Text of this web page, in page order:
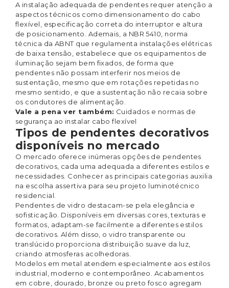
A instalação adequada de pendentes requer atenção a
aspectos técnicos como dimensionamento do cabo
flexível, especificação correta do interruptor e altura
de posicionamento. Ademais, a NBR 5410 , norma
técnica da ABNT que regulamenta instalações elétricas
de baixa tensão, estabelece que os equipamentos de
iluminação sejam bem fixados, de forma que
pendentes não possam interferir nos meios de
sustentação, mesmo que em rotações repetidas no
mesmo sentido, e que a sustentação não recaia sobre
os condutores de alimentação.
Vale a pena ver também: Cuidados e normas de
segurança ao instalar cabo flexível
Tipos de pendentes decorativos
disponíveis no mercado
O mercado oferece inúmeras opções de pendentes
decorativos, cada uma adequada a diferentes estilos e
necessidades. Conhecer as principais categorias auxilia
na escolha assertiva para seu projeto luminotécnico
residencial.
Pendentes de vidro destacam-se pela elegância e
sofisticação. Disponíveis em diversas cores, texturas e
formatos, adaptam-se facilmente a diferentes estilos
decorativos. Além disso, o vidro transparente ou
translúcido proporciona distribuição suave da luz,
criando atmosferas acolhedoras.
Modelos em metal atendem especialmente aos estilos
industrial, moderno e contemporâneo. Acabamentos
em cobre, dourado, bronze ou preto fosco agregam